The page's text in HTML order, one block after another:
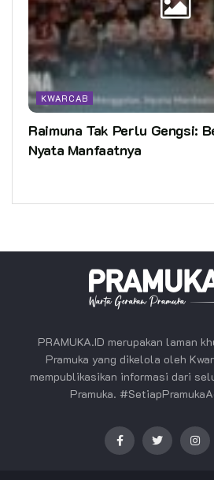
KWARCAB
Raimuna Tak Perlu Gengsi:
Nyata Manfaatnya
PRAMUKA.ID merupakan laman
Pramuka yang dikelola oleh
mempublikasikan informasi dari
Pramuka.